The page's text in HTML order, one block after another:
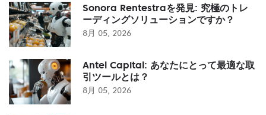
Sonora Rentestraを発見: 究極のトレ
ーディングソリューションですか？
8月 05, 2026
Antel Capital: あなたにとって最適な取
引ツールとは？
8月 05, 2026